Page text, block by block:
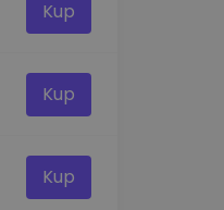
Kup
Kup
Kup